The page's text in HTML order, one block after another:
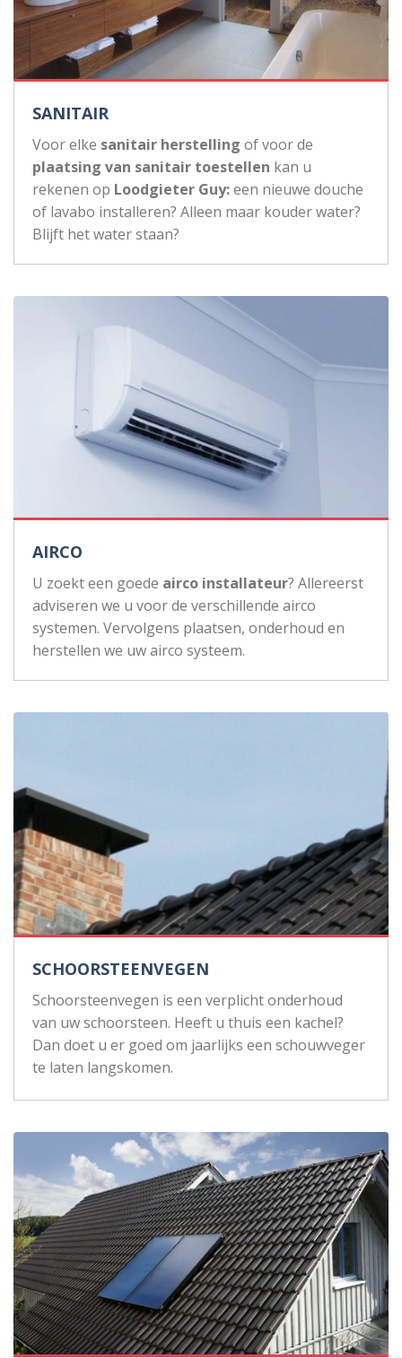
SANITAIR
Voor elke sanitair herstelling of voor de
plaatsing van sanitair toestellen kan u
rekenen op Loodgieter Guy:een nieuwe douche
of lavabo installeren? Alleen maar kouder water?
Blijft het water staan?
AIRCO
U zoekt een goede airco installateur? Allereerst
adviseren we u voor de verschillende airco
systemen. Vervolgens plaatsen, onderhoud en
herstellen we uw airco systeem.
SCHOORSTEENVEGEN
Schoorsteenvegen is een verplicht onderhoud
van uw schoorsteen. Heeft u thuis een kachel?
Dan doet u er goed om jaarlijks een schouwveger
te laten langskomen.